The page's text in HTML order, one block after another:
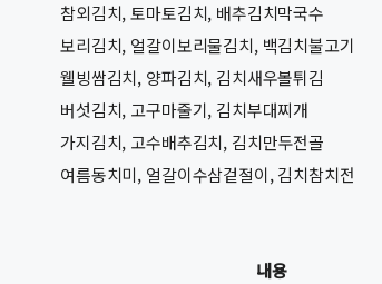
참외김치, 토마토김치, 배추김치막국수
보리김치, 얼갈이보리물김치, 백김치불고기
웰빙쌈김치, 양파김치, 김치새우볼튀김
버섯김치, 고구마줄기, 김치부대찌개
가지김치, 고수배추김치, 김치만두전골
여름동치미, 얼갈이수삼겉절이, 김치참치전
내용